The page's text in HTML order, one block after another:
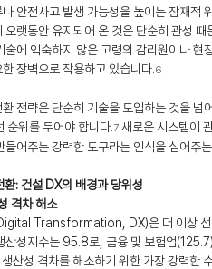
안전사고 발생 가능성을 높이는 잠재적
오랫동안 유지되어 온 것은 단순히 관성
술에 익숙하지 않은 고령의 감리원이나
장벽으로 작용하고 있습니다.6
전략은 단순히 기술을 도입하는 것을
순위를 두어야 합니다.7 새로운 시스템이
들어주는 강력한 도구라는 인식을 심어주
: 건설 DX의 배경과 당위성
격차 해소
Transformation, DX)은 더 이상
산성지수는 95.8로, 금융 및 보험업
산성 격차를 해소하기 위한 가장 강력한